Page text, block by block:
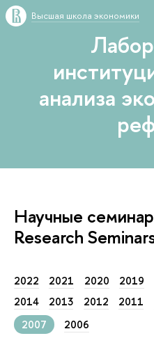
Высшая школа экономики
анализа
Научные
Research
2022 2021 2020 2019
2014
2013 2012 2011
2007
2006